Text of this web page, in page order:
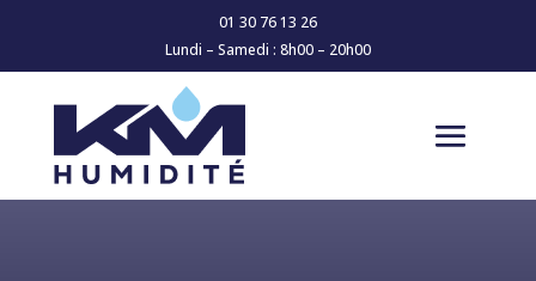
01 30 76 13 26
Lundi – Samedi : 8h00 – 20h00